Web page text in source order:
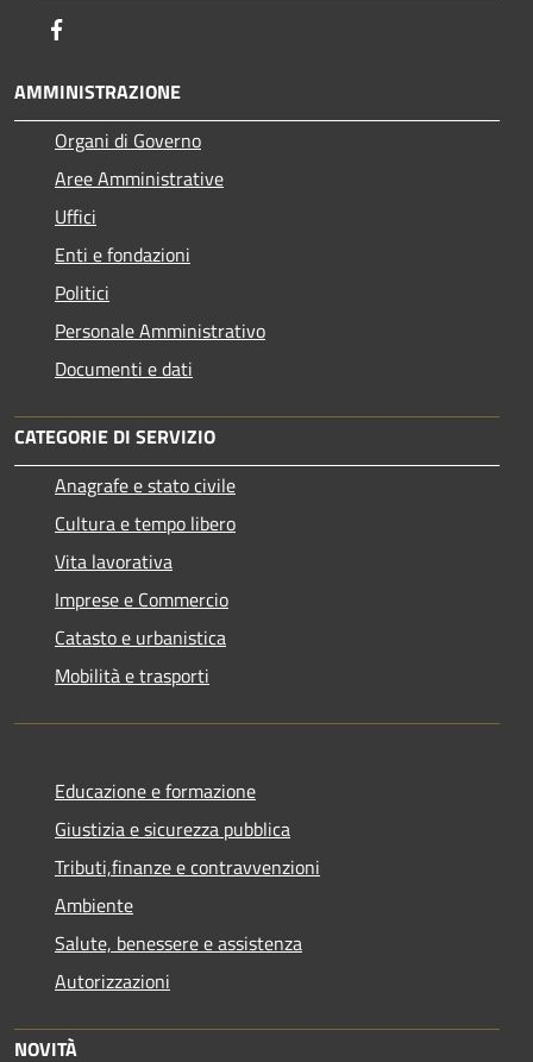
AMMINISTRAZIONE
Organi di Governo
Aree Amministrative
Uffici
Enti e fondazioni
Politici
Personale Amministrativo
Documenti e dati
CATEGORIE DI SERVIZIO
Anagrafe e stato civile
Cultura e tempo libero
Vita lavorativa
Imprese e Commercio
Catasto e urbanistica
Mobilità e trasporti
Educazione e formazione
Giustizia e sicurezza pubblica
Tributi,finanze e contravvenzioni
Ambiente
Salute, benessere e assistenza
Autorizzazioni
NOVITÀ